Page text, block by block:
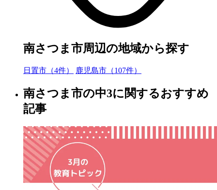
南さつま市周辺の地域から探す
日置市（4件） 鹿児島市（107件）
南さつま市の中3に関するおすすめ
記事